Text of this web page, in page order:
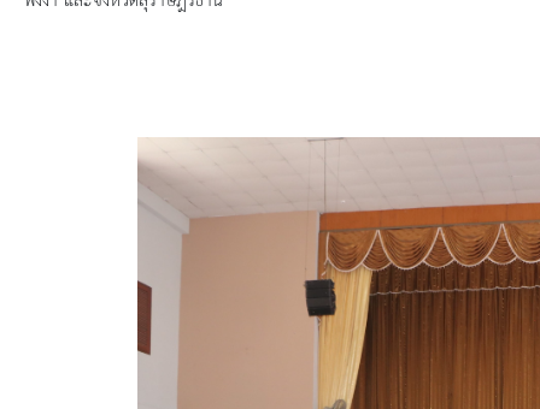
ประกาศจัดซื้อ-จัดจ้างภาครัฐ
ข้อมูลการเลือกตั้ง
นโยบายคุ้มครองข้อมูลส่วนบุคคล
ผลงาน
มาตรฐานกำหนดตำแหน่ง